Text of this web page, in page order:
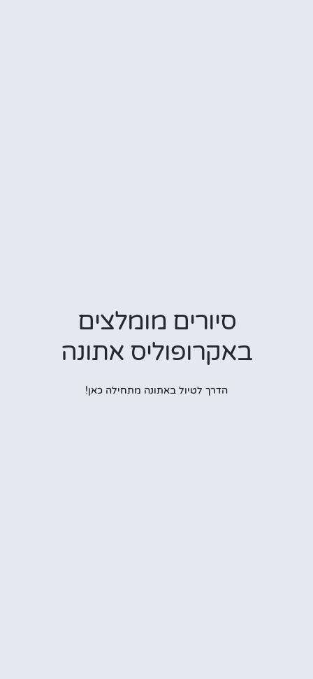
סיורים מומלצים
באקרופוליס אתונה
הדרך לטיול באתונה מתחילה כאן!